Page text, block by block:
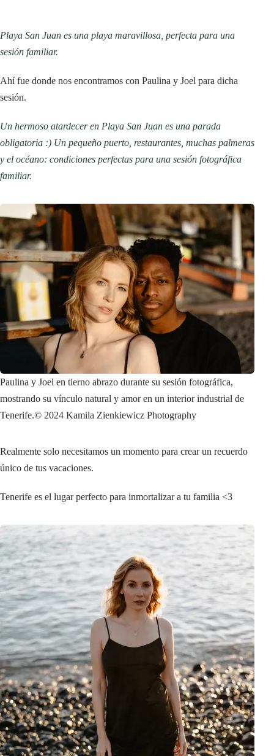
Playa San Juan es una playa maravillosa, perfecta para una
sesión familiar.
Ahí fue donde nos encontramos con Paulina y Joel para dicha
sesión.
Un hermoso atardecer en Playa San Juan es una parada
obligatoria :) Un pequeño puerto, restaurantes, muchas palmeras
y el océano: condiciones perfectas para una sesión fotográfica
familiar.
Paulina y Joel en tierno abrazo durante su sesión fotográfica,
mostrando su vínculo natural y amor en un interior industrial de
Tenerife.© 2024 Kamila Zienkiewicz Photography
Realmente solo necesitamos un momento para crear un recuerdo
único de tus vacaciones.
Tenerife es el lugar perfecto para inmortalizar a tu familia <3